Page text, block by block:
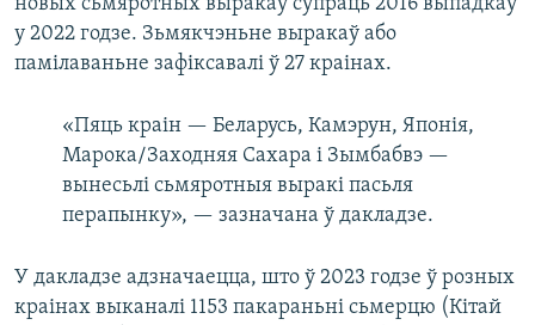
новых сьмяротных выракаў супраць 2016 выпадкаў
у 2022 годзе. Зьмякчэньне выракаў або
памілаваньне зафіксавалі ў 27 краінах.
«Пяць краін — Беларусь, Камэрун, Японія,
Марока/Заходняя Сахара і Зымбабвэ —
вынесьлі сьмяротныя выракі пасьля
перапынку», — зазначана ў дакладзе.
У дакладзе адзначаецца, што ў 2023 годзе ў розных
краінах выканалі 1153 пакараньні сьмерцю (Кітай